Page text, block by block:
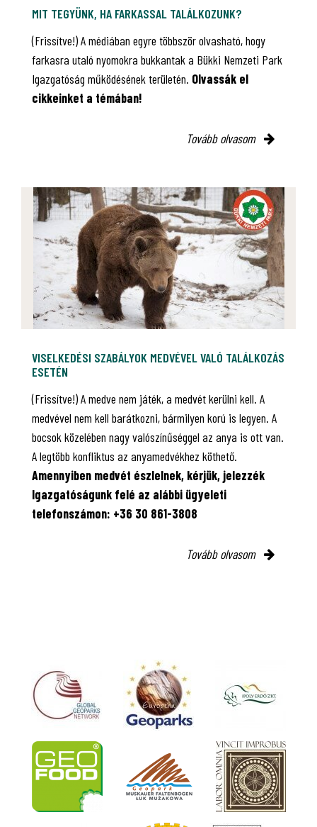
MIT TEGYÜNK, HA FARKASSAL TALÁLKOZUNK?
(Frissítve!) A médiában egyre többször olvasható, hogy
farkasra utaló nyomokra bukkantak a Bükki Nemzeti Park
Igazgatóság működésének területén. Olvassák el
cikkeinket a témában!
Tovább olvasom
VISELKEDÉSI SZABÁLYOK MEDVÉVEL VALÓ TALÁLKOZÁS
ESETÉN
(Frissítve!) A medve nem játék, a medvét kerülni kell. A
medvével nem kell barátkozni, bármilyen korú is legyen. A
bocsok közelében nagy valószínűséggel az anya is ott van.
A legtöbb konfliktus az anyamedvékhez köthető.
Amennyiben medvét észlelnek, kérjük, jelezzék
Igazgatóságunk felé az alábbi ügyeleti
telefonszámon: +36 30 861-3808
Tovább olvasom